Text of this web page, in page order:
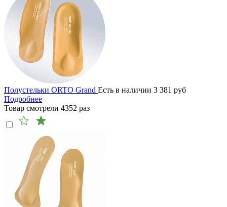
Полустельки ORTO Grand Есть в наличии 3 381 руб
Подробнее
Товар смотрели 4352 раз